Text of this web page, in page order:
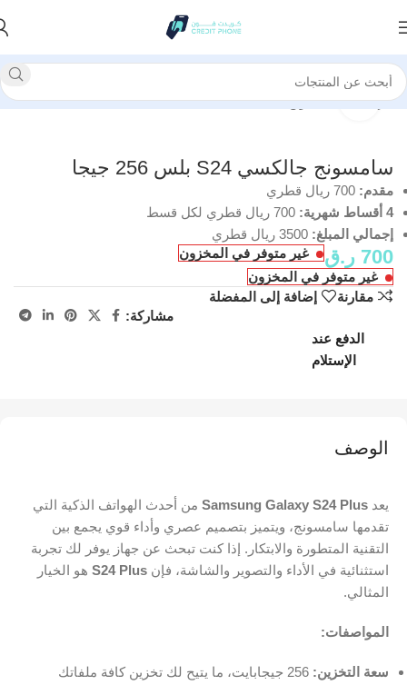
الرئيسية سامسونج
انقر للتكبير
سامسونج جالكسي S24 بلس 256 جيجا
مقدم:
4 أقساط شهرية:
إجمالي المبلغ:
700 ر.ق
غير متوفر في المخزون
غير متوفر في المخزون
مقارنة
إضافة إلى المفضلة
مشاركة:
الدفع عند
الإستلام
الوصف
يعد Samsung Galaxy S24 Plus من أحدث الهواتف الذكية التي
تقدمها سامسونج، ويتميز بتصميم عصري وأداء قوي يجمع بين
التقنية المتطورة والابتكار. إذا كنت تبحث عن جهاز يوفر لك تجربة
استثنائية في الأداء والتصوير والشاشة، فإن S24 Plus هو الخيار
المثالي.
المواصفات:
سعة التخزين:
256 جيجابايت، ما يتيح لك تخزين كافة ملفاتك